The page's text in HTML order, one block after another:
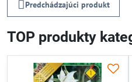
Predchádzajúci produkt
TOP produkty